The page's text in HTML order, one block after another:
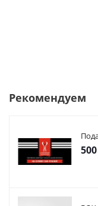
Рекомендуем
500